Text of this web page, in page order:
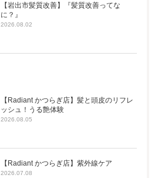
【岩出市髪質改善】『髪質改善ってな
に？』
2026.08.02
【Radiant かつらぎ店】髪と頭皮のリフレ
ッシュ！うる艶体験
2026.08.05
【Radiant かつらぎ店】紫外線ケア
2026.07.08